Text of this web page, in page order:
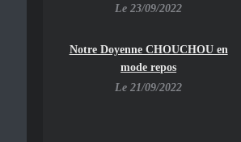
Le 23/09/2022
Notre Doyenne CHOUCHOU en
mode repos
Le 21/09/2022